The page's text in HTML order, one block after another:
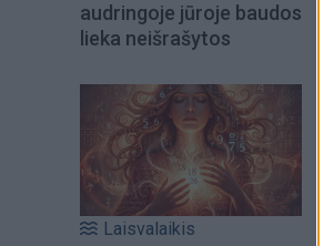
audringoje jūroje baudos
lieka neišrašytos
Laisvalaikis